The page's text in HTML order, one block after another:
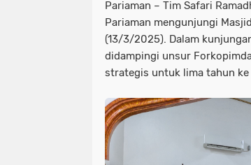
Pariaman – Tim Safari
Pariaman mengunjungi
(13/3/2025). Dalam
didampingi unsur
strategis untuk lima tahun ke